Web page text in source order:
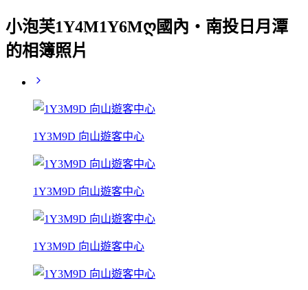
小泡芙1Y4M1Y6Mღ國內‧南投日月潭
的相簿照片
1Y3M9D 向山遊客中心
1Y3M9D 向山遊客中心
1Y3M9D 向山遊客中心